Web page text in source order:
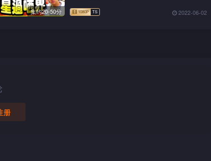
集约20-50分 2022-06-02
册